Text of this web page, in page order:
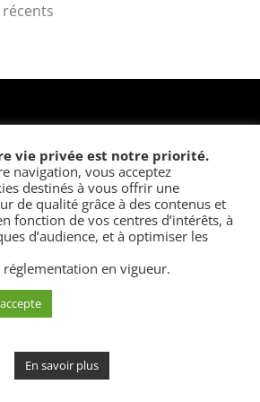
EDConcept24.fr
vie privée est notre priorité.
navigation, vous acceptez
destinés à vous offrir une
de qualité grâce à des contenus et
fonction de vos centres d’intérêts, à
d’audience, et à optimiser les
en vigueur.
En savoir plus